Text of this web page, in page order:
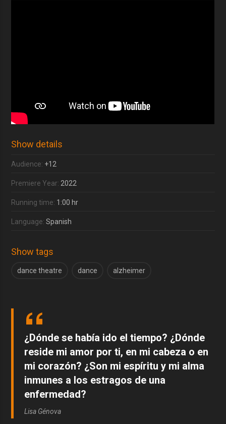
Show details
Audience: +12
Premiere Year: 2022
Running time: 1:00 hr
Language:Spanish
Show tags
dance theatre dance alzheimer
¿Dónde se había ido el tiempo? ¿Dónde
reside mi amor por ti, en mi cabeza o en
mi corazón? ¿Son mi espíritu y mi alma
inmunes a los estragos de una
enfermedad?
Lisa Génova